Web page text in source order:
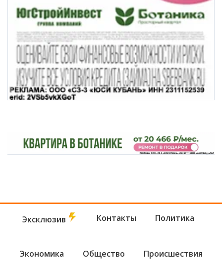
Эксклюзив Контакты Политика
Экономика Общество Происшествия